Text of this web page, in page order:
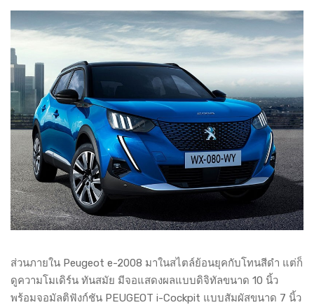
ส่วนภายใน Peugeot e-2008 มาในสไตล์ย้อนยุคกับโทนสีดำ แต่ก็
ดูความโมเดิร์น ทันสมัย มีจอแสดงผลแบบดิจิทัลขนาด 10 นิ้ว
พร้อมจอมัลติฟังก์ชัน PEUGEOT i-Cockpit แบบสัมผัสขนาด 7 นิ้ว